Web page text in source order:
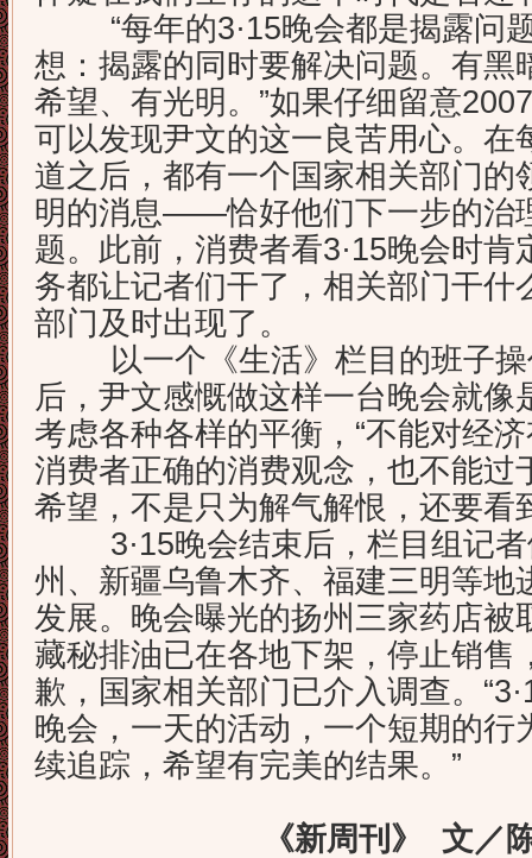
“每年的3·15晚会都是揭露问
想：揭露的同时要解决问题。有黑
希望、有光明。”如果仔细留意
可以发现尹文的这一良苦用心。在
道之后，都有一个国家相关部门的
明的消息——恰好他们下一步的治
题。此前，消费者看3·15晚会时肯
务都让记者们干了，相关部门干什
部门及时出现了。
以一个《生活》栏目的班子操
后，尹文感慨做这样一台晚会就像
考虑各种各样的平衡，“不能对经
消费者正确的消费观念，也不能过
希望，不是只为解气解恨，还要看
3·15晚会结束后，栏目组记者
州、新疆乌鲁木齐、福建三明等地
发展。晚会曝光的扬州三家药店被
藏秘排油已在各地下架，停止销售
歉，国家相关部门已介入调查。
晚会，一天的活动，一个短期的行
续追踪，希望有完美的结果。”
《新周刊》 文／